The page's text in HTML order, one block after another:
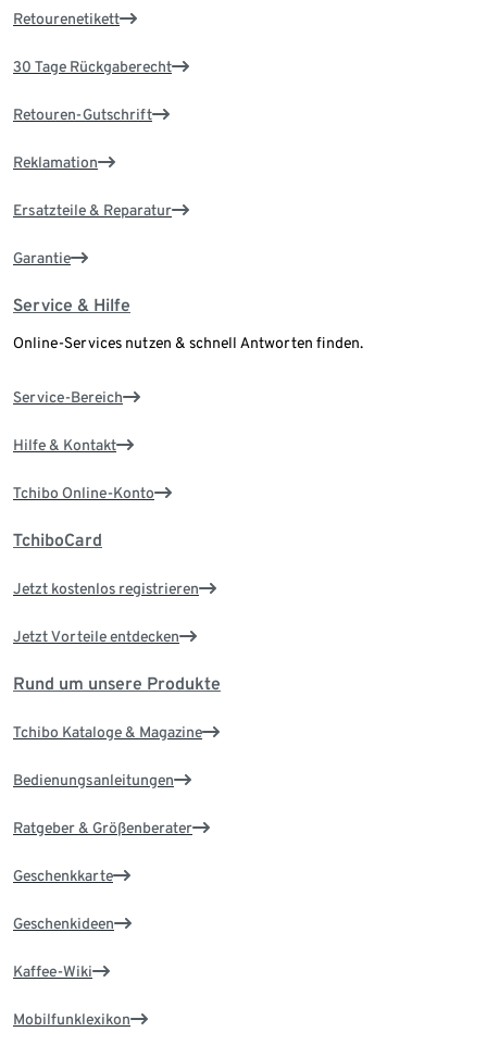
Retourenetikett
30 Tage Rückgaberecht
Retouren-Gutschrift
Reklamation
Ersatzteile & Reparatur
Garantie
Service & Hilfe
Online-Services nutzen & schnell Antworten finden.
Service-Bereich
Hilfe & Kontakt
Tchibo Online-Konto
TchiboCard
Jetzt kostenlos registrieren
Jetzt Vorteile entdecken
Rund um unsere Produkte
Tchibo Kataloge & Magazine
Bedienungsanleitungen
Ratgeber & Größenberater
Geschenkkarte
Geschenkideen
Kaffee-Wiki
Mobilfunklexikon